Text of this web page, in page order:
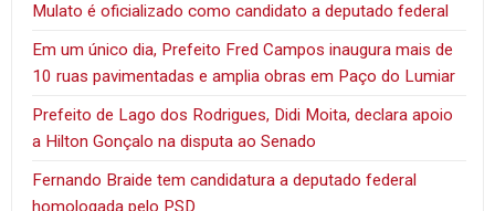
Mulato é oficializado como candidato a deputado federal
Em um único dia, Prefeito Fred Campos inaugura mais de
10 ruas pavimentadas e amplia obras em Paço do Lumiar
Prefeito de Lago dos Rodrigues, Didi Moita, declara apoio
a Hilton Gonçalo na disputa ao Senado
Fernando Braide tem candidatura a deputado federal
homologada pelo PSD